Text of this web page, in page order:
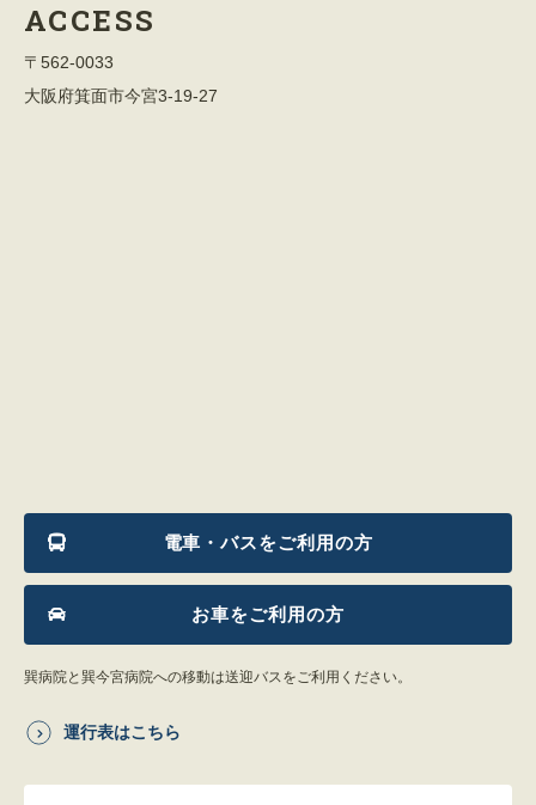
ACCESS
〒562-0033
大阪府箕面市今宮3-19-27
電車・バスをご利用の方
お車をご利用の方
巽病院と巽今宮病院への移動は送迎バスをご利用ください。
運行表はこちら